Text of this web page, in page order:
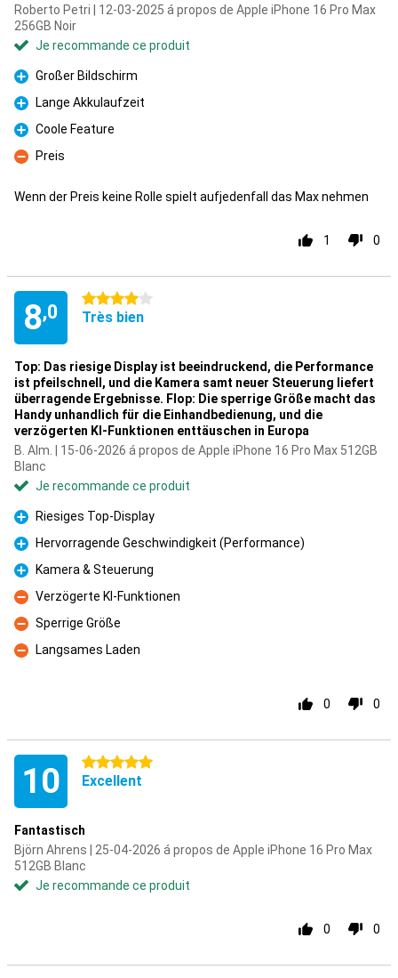
Roberto Petri | 12-03-2025 á propos de Apple iPhone 16 Pro Max
256GB Noir
Je recommande ce produit
Pour
Großer Bildschirm
Pour
Lange Akkulaufzeit
Pour
Coole Feature
Contre
Preis
Wenn der Preis keine Rolle spielt aufjedenfall das Max nehmen
1 0
8,0
4 étoiles
Très bien
Top: Das riesige Display ist beeindruckend, die Performance
ist pfeilschnell, und die Kamera samt neuer Steuerung liefert
überragende Ergebnisse. Flop: Die sperrige Größe macht das
Handy unhandlich für die Einhandbedienung, und die
verzögerten KI-Funktionen enttäuschen in Europa
B. Alm. | 15-06-2026 á propos de Apple iPhone 16 Pro Max 512GB
Blanc
Je recommande ce produit
Pour
Riesiges Top-Display
Pour
Hervorragende Geschwindigkeit (Performance)
Pour
Kamera & Steuerung
Contre
Verzögerte KI-Funktionen
Contre
Sperrige Größe
Contre
Langsames Laden
0 0
10 5 étoiles
Excellent
Fantastisch
Björn Ahrens | 25-04-2026 á propos de Apple iPhone 16 Pro Max
512GB Blanc
Je recommande ce produit
0 0